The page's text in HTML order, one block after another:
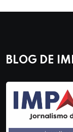
BLOG DE